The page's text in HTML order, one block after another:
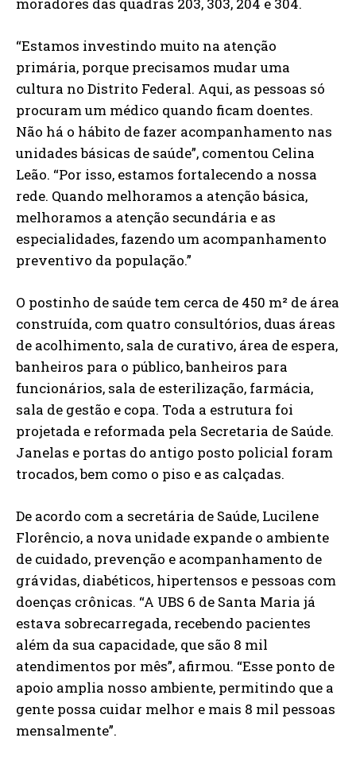
“Estamos investindo muito na atenção
primária, porque precisamos mudar uma
cultura no Distrito Federal. Aqui, as pessoas só
procuram um médico quando ficam doentes.
Não há o hábito de fazer acompanhamento nas
unidades básicas de saúde”, comentou Celina
Leão. “Por isso, estamos fortalecendo a nossa
rede. Quando melhoramos a atenção básica,
melhoramos a atenção secundária e as
especialidades, fazendo um acompanhamento
preventivo da população.”
O postinho de saúde tem cerca de 450 m² de área
construída, com quatro consultórios, duas áreas
de acolhimento, sala de curativo, área de espera,
banheiros para o público, banheiros para
funcionários, sala de esterilização, farmácia,
sala de gestão e copa. Toda a estrutura foi
projetada e reformada pela Secretaria de Saúde.
Janelas e portas do antigo posto policial foram
trocados, bem como o piso e as calçadas.
De acordo com a secretária de Saúde, Lucilene
Florêncio, a nova unidade expande o ambiente
de cuidado, prevenção e acompanhamento de
grávidas, diabéticos, hipertensos e pessoas com
doenças crônicas. “A UBS 6 de Santa Maria já
estava sobrecarregada, recebendo pacientes
além da sua capacidade, que são 8 mil
atendimentos por mês”, afirmou. “Esse ponto de
apoio amplia nosso ambiente, permitindo que a
gente possa cuidar melhor e mais 8 mil pessoas
mensalmente”.